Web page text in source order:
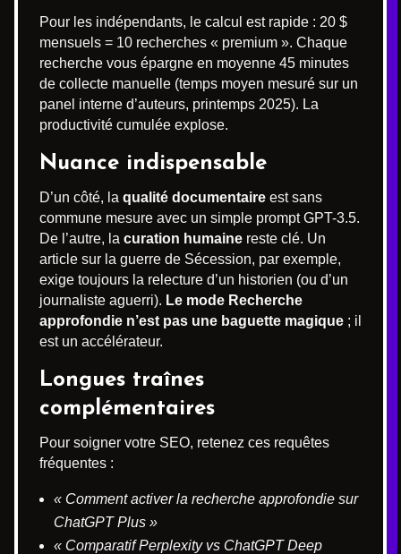
Pour les indépendants, le calcul est rapide : 20 $
mensuels = 10 recherches « premium ». Chaque
recherche vous épargne en moyenne 45 minutes
de collecte manuelle (temps moyen mesuré sur un
panel interne d’auteurs, printemps 2025). La
productivité cumulée explose.
Nuance indispensable
D’un côté, la qualité documentaire est sans
commune mesure avec un simple prompt GPT-3.5.
De l’autre, la curation humaine reste clé. Un
article sur la guerre de Sécession, par exemple,
exige toujours la relecture d’un historien (ou d’un
journaliste aguerri). Le mode Recherche
approfondie n’est pas une baguette magique ; il
est un accélérateur.
Longues traînes
complémentaires
Pour soigner votre SEO, retenez ces requêtes
fréquentes :
« Comment activer la recherche approfondie sur
ChatGPT Plus »
« Comparatif Perplexity vs ChatGPT Deep